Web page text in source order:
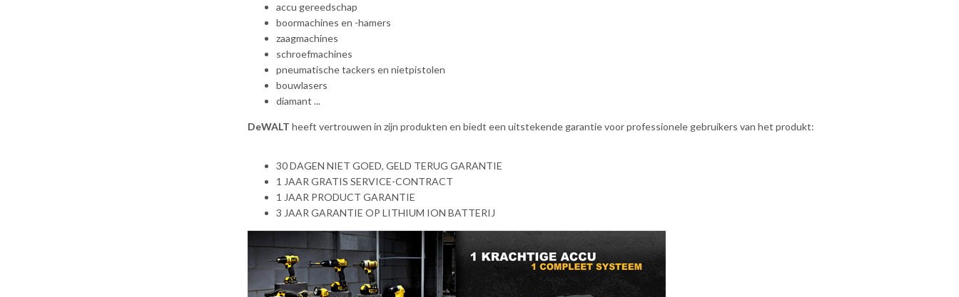
accu gereedschap
boormachines en -hamers
zaagmachines
schroefmachines
pneumatische tackers en nietpistolen
bouwlasers
diamant ...
DeWALT heeft vertrouwen in zijn produkten en biedt een uitstekende garantie voor professionele gebruikers van het produkt:
30 DAGEN NIET GOED, GELD TERUG GARANTIE
1 JAAR GRATIS SERVICE-CONTRACT
1 JAAR PRODUCT GARANTIE
3 JAAR GARANTIE OP LITHIUM ION BATTERIJ